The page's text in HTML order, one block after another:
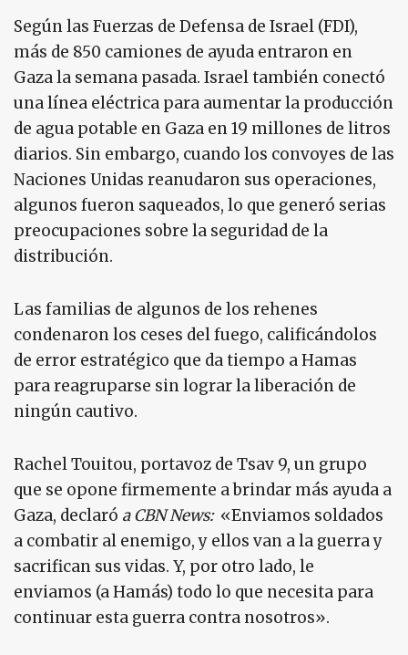
Según las Fuerzas de Defensa de Israel (FDI),
más de 850 camiones de ayuda entraron en
Gaza la semana pasada. Israel también conectó
una línea eléctrica para aumentar la producción
de agua potable en Gaza en 19 millones de litros
diarios. Sin embargo, cuando los convoyes de las
Naciones Unidas reanudaron sus operaciones,
algunos fueron saqueados, lo que generó serias
preocupaciones sobre la seguridad de la
distribución.
Las familias de algunos de los rehenes
condenaron los ceses del fuego, calificándolos
de error estratégico que da tiempo a Hamas
para reagruparse sin lograr la liberación de
ningún cautivo.
Rachel Touitou, portavoz de Tsav 9, un grupo
que se opone firmemente a brindar más ayuda a
Gaza, declaró a CBN News: «Enviamos soldados
a combatir al enemigo, y ellos van a la guerra y
sacrifican sus vidas. Y, por otro lado, le
enviamos (a Hamás) todo lo que necesita para
continuar esta guerra contra nosotros».